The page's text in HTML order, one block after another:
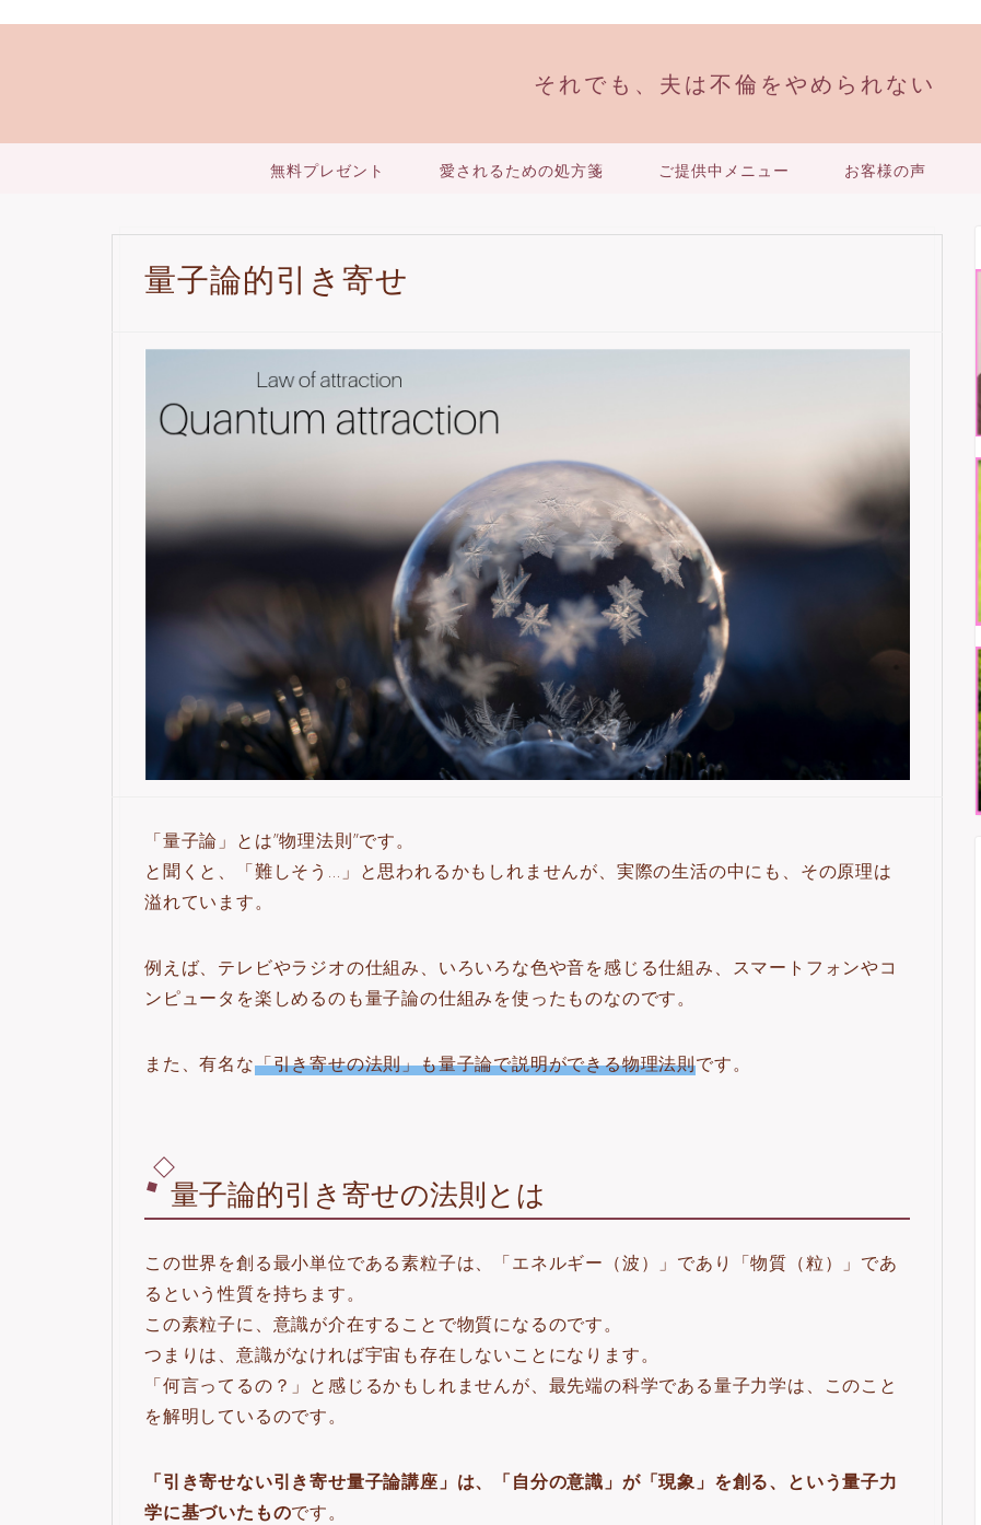
それでも、夫は不倫をやめられない
無料プレゼント 愛されるための処方箋 ご提供中メニュー お客様の声
量子論的引き寄せ
「量子論」とは”物理法則”です。
と聞くと、「難しそう…」と思われるかもしれませんが、実際の生活の中にも、その原理は
溢れています。
例えば、テレビやラジオの仕組み、いろいろな色や音を感じる仕組み、スマートフォンやコ
ンピュータを楽しめるのも量子論の仕組みを使ったものなのです。
また、有名な「引き寄せの法則」も量子論で説明ができる物理法則です。
量子論的引き寄せの法則とは
この世界を創る最小単位である素粒子は、「エネルギー（波）」であり「物質（粒）」であ
るという性質を持ちます。
この素粒子に、意識が介在することで物質になるのです。
つまりは、意識がなければ宇宙も存在しないことになります。
「何言ってるの？」と感じるかもしれませんが、最先端の科学である量子力学は、このこと
を解明しているのです。
「引き寄せない引き寄せ量子論講座」は、「自分の意識」が「現象」を創る、という量子力
学に基づいたものです。